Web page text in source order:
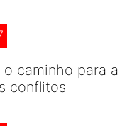
caminho para a
conflitos